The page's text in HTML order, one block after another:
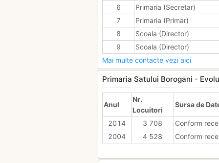
6
Primaria (Secretar)
7
Primaria (Primar)
8
Scoala (Director)
9
Scoala (Director)
Mai multe contacte vezi aici
Primaria Satului Borogani -
Anul
Nr.
Locuitori
Sursa de
2014 3 708
Conform
2004
4 528 Conform